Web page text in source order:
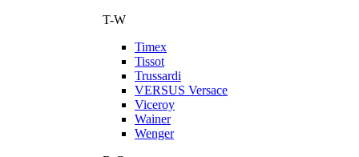
T-W
Timex
Tissot
Trussardi
VERSUS Versace
Viceroy
Wainer
Wenger